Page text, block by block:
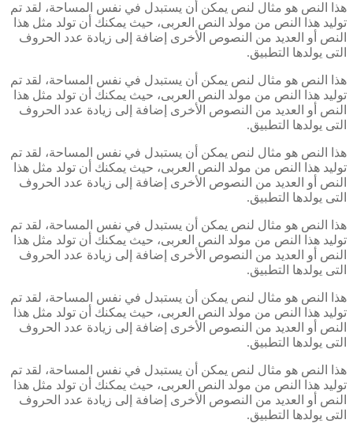
هذا النص هو مثال لنص يمكن أن يستبدل في نفس المساحة، لقد تم
توليد هذا النص من مولد النص العربى، حيث يمكنك أن تولد مثل هذا
النص أو العديد من النصوص الأخرى إضافة إلى زيادة عدد الحروف
التى يولدها التطبيق.
هذا النص هو مثال لنص يمكن أن يستبدل في نفس المساحة، لقد تم
توليد هذا النص من مولد النص العربى، حيث يمكنك أن تولد مثل هذا
النص أو العديد من النصوص الأخرى إضافة إلى زيادة عدد الحروف
التى يولدها التطبيق.
هذا النص هو مثال لنص يمكن أن يستبدل في نفس المساحة، لقد تم
توليد هذا النص من مولد النص العربى، حيث يمكنك أن تولد مثل هذا
النص أو العديد من النصوص الأخرى إضافة إلى زيادة عدد الحروف
التى يولدها التطبيق.
هذا النص هو مثال لنص يمكن أن يستبدل في نفس المساحة، لقد تم
توليد هذا النص من مولد النص العربى، حيث يمكنك أن تولد مثل هذا
النص أو العديد من النصوص الأخرى إضافة إلى زيادة عدد الحروف
التى يولدها التطبيق.
هذا النص هو مثال لنص يمكن أن يستبدل في نفس المساحة، لقد تم
توليد هذا النص من مولد النص العربى، حيث يمكنك أن تولد مثل هذا
النص أو العديد من النصوص الأخرى إضافة إلى زيادة عدد الحروف
التى يولدها التطبيق.
هذا النص هو مثال لنص يمكن أن يستبدل في نفس المساحة، لقد تم
توليد هذا النص من مولد النص العربى، حيث يمكنك أن تولد مثل هذا
النص أو العديد من النصوص الأخرى إضافة إلى زيادة عدد الحروف
التى يولدها التطبيق.